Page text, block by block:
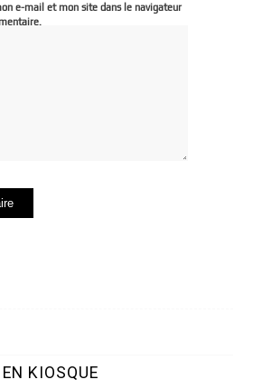
e-mail et mon site dans le navigateur
EN KIOSQUE